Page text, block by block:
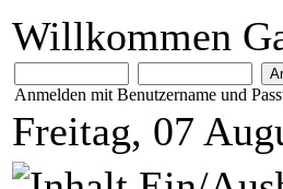
Willkommen
Anmelden mit Benutzername und
Freitag, 07